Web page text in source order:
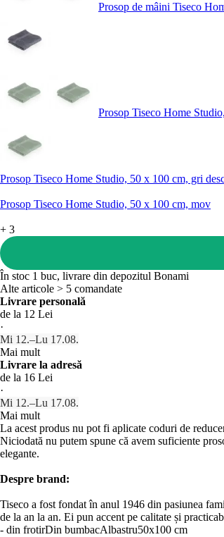
Prosop de mâini Tiseco
Prosop Tiseco Home
Prosop Tiseco Home Studio, 50 x 100 cm, gri
Prosop Tiseco Home Studio, 50 x 100 cm, mov
+ 3
În stoc 1 buc, livrare din depozitul Bonami
Alte articole > 5 comandate
Livrare personală
de la 12 Lei
·
Mi 12.–Lu 17.08.
Mai mult
Livrare la adresă
de la 16 Lei
·
Mi 12.–Lu 17.08.
Mai mult
La acest produs nu pot fi aplicate coduri de
Niciodată nu putem spune că avem suficiente
elegante.
Despre brand:
Tiseco a fost fondat în anul 1946 din pasiunea
de la an la an. Ei pun accent pe calitate și
- din frotirDin bumbacAlbastru50x100 cm